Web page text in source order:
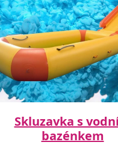
Skluzavka s
bazénkem